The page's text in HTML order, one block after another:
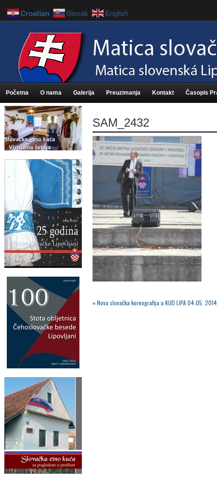
Početna O nama Galerija Preuzimanja Kontakt Časopis
SAM_2432
«Nova slovačka koreografija u KUD LIPA 04.05.
Croatian Slovak English